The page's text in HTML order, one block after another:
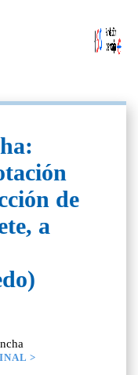
de
a
>